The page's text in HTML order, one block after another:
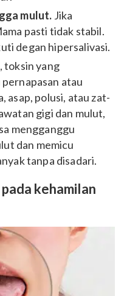
mulut. Jika
pasti tidak stabil.
degan hipersalivasi.
toksin yang
atau
asap, polusi, atau zat-
gigi dan mulut,
mengganggu
dan memicu
tanpa disadari.
kehamilan